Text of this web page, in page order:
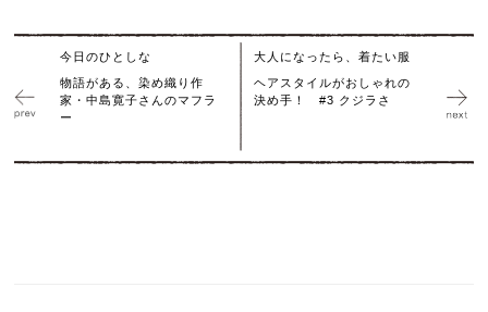
今日のひとしな
物語がある、染め織り作
家・中島寛子さんのマフラ
ー
大人になったら、着たい服
ヘアスタイルがおしゃれの
決め手！ #3 クジラさ